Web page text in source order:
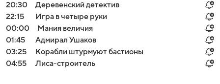
20:30
Деревенский детектив
22:15
Игра в четыре руки
00:00
Мания величия
01:45
Адмирал Ушаков
03:25
Корабли штурмуют бастионы
04:55
Лиса-строитель